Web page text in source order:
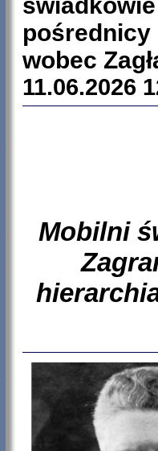
wobec
11.06.2026
Mobilni